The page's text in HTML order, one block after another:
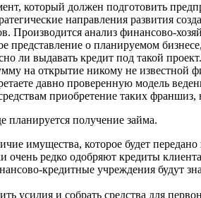
который должен подготовить
направления развития
анализ финансово-
о планируемом
ли выдавать кредит под такой проект.
на открытие никому не известной
давно проверенную модель
приобретение таких
планируется получение займа.
имущества, которое будет
редко одобряют кредиты
кредитные учреждения будут
усилия и собрать средства для